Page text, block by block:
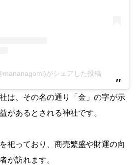
がシェアした投稿
は、その名の通り「金」の字が示
があるとされる神社です。
祀っており、商売繁盛や財運の向
が訪れます。